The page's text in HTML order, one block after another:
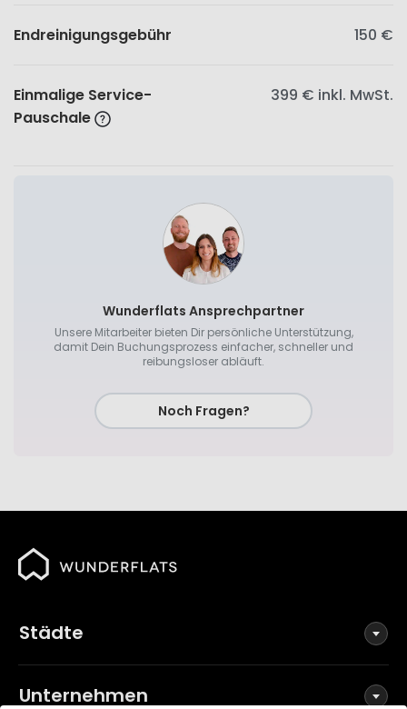
Endreinigungsgebühr 150 €
Einmalige Service-
Pauschale
399 € inkl. MwSt.
Wunderflats Ansprechpartner
Unsere Mitarbeiter bieten Dir persönliche Unterstützung,
damit Dein Buchungsprozess einfacher, schneller und
reibungsloser abläuft.
Noch Fragen?
Städte
Unternehmen